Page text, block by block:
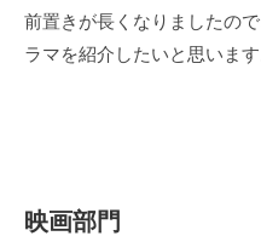
前置きが長くなりましたの
ラマを紹介したいと思います
映画部門